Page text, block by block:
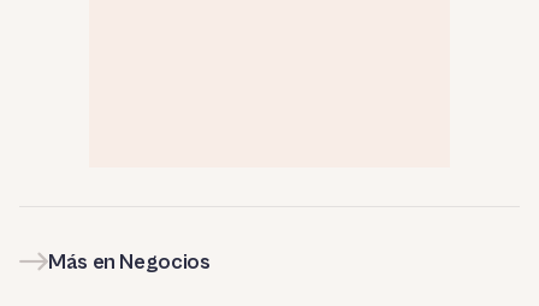
Más en Negocios